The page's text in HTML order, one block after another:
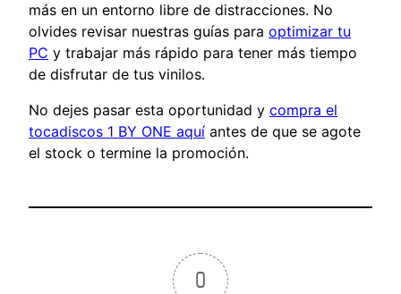
más en un entorno libre de distracciones. No
olvides revisar nuestras guías para optimizar tu
PC y trabajar más rápido para tener más tiempo
de disfrutar de tus vinilos.
No dejes pasar esta oportunidad y compra el
tocadiscos 1 BY ONE aquí antes de que se agote
el stock o termine la promoción.
0